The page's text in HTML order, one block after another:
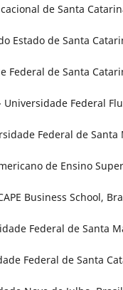
de Santa
Estado de Santa
Federal de Santa
Federal
Federal de Santa
de Ensino
Business School,
Federal de Santa
Federal de Santa